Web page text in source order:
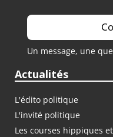
Un message, une
Actualités
L'édito politique
L'invité politique
Les courses hippiques et